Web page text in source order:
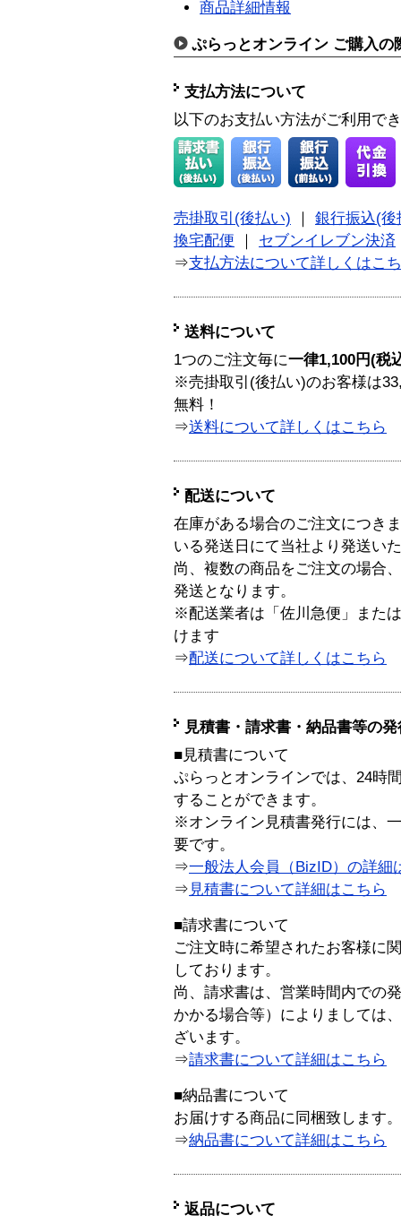
商品詳細情報
ぷらっとオンライン ご購入の
支払方法について
以下のお支払い方法がご利用で
売掛取引(後払い)
銀行振込(後
換宅配便
セブンイレブン決済
⇒支払方法について詳しくはこ
送料について
1つのご注文毎に一律1,100円(税
※売掛取引(後払い)のお客様は
無料！
⇒送料について詳しくはこちら
配送について
在庫がある場合のご注文につき
いる発送日にて当社より発送い
尚、複数の商品をご注文の場合
発送となります。
※配送業者は「佐川急便」また
けます
⇒配送について詳しくはこちら
見積書・請求書・納品書等の
■見積書について
ぷらっとオンラインでは、24時
することができます。
※オンライン見積書発行には、
要です。
⇒一般法人会員（BizID）の詳細
⇒ 見積書について詳細はこちら
■請求書について
ご注文時に希望されたお客様に
しております。
尚、請求書は、営業時間内での
かかる場合等）によりましては
ざいます。
⇒請求書について詳細はこちら
■納品書について
お届けする商品に同梱致します。
⇒納品書について詳細はこちら
返品について